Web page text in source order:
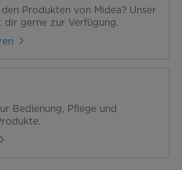
Produkten von Midea? Unser
gerne zur Verfügung.
Bedienung, Pflege und